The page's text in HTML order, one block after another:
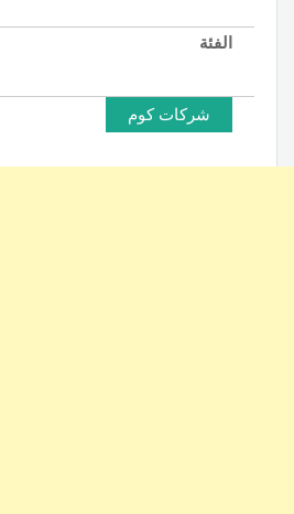
الفئة
شركات كوم